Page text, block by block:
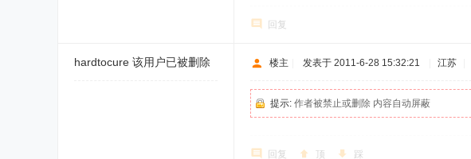
回复
hardtocure 该用户已被删除 楼主 发表于 2011-6-28 15:32:21 江苏
提示: 作者被禁止或删除 内容自动屏蔽
回复 顶 踩